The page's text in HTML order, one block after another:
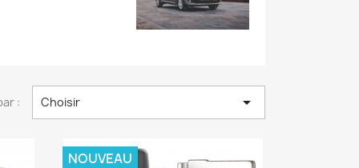
: Choisir 
NOUVEAU